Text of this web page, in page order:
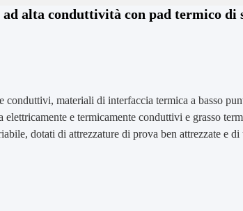
alta conduttività con pad termico di
materiali di interfaccia termica a basso
e termicamente conduttivi e grasso
dotati di attrezzature di prova ben attrezzate e